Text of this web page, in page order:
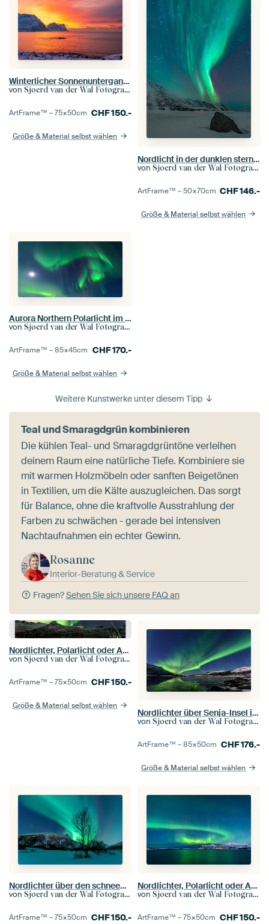
Winterlicher Sonnenuntergang an der Norwegischen See bei Senja in Nordnorwegen
von Sjoerd van der Wal Fotografie
ArtFrame™ –75×50cm CHF150.-
Größe & Material selbst wählen
Nordlicht in der dunklen sternenklaren Winternacht
von Sjoerd van der Wal Fotografie
ArtFrame™ –50×70cm CHF146.-
Größe & Material selbst wählen
Aurora Northern Polarlicht im Nachthimmel über Nordnorwegen
von Sjoerd van der Wal Fotografie
ArtFrame™ –85×45cm CHF170.-
Größe & Material selbst wählen
Weitere Kunstwerke unter diesem Tipp
Teal und Smaragdgrün kombinieren
Die kühlen Teal- und Smaragdgrüntöne verleihen
deinem Raum eine natürliche Tiefe. Kombiniere sie
mit warmen Holzmöbeln oder sanften Beigetönen
in Textilien, um die Kälte auszugleichen. Das sorgt
für Balance, ohne die kraftvolle Ausstrahlung der
Farben zu schwächen - gerade bei intensiven
Nachtaufnahmen ein echter Gewinn.
Rosanne
Interior-Beratung & Service
Fragen?Sehen Sie sich unsere FAQ an
Nordlichter, Polarlicht oder Aurora Borealis im nächtlichen Himmel über den Lofoten Inseln in Nord-N
von Sjoerd van der Wal Fotografie
ArtFrame™ –75×50cm CHF150.-
Größe & Material selbst wählen
Nordlichter über Senja-Insel in Nord-Norwegen
von Sjoerd van der Wal Fotografie
ArtFrame™ –85×50cm CHF176.-
Größe & Material selbst wählen
Nordlichter über den schneebedeckten Gipfeln der Lofoten in Norwegen
von Sjoerd van der Wal Fotografie
ArtFrame™ –75×50cm CHF150.-
Nordlichter, Polarlicht oder Aurora Borealis im nächtlichen Himmel über Senja
von Sjoerd van der Wal Fotografie
ArtFrame™ –75×50cm CHF150.-